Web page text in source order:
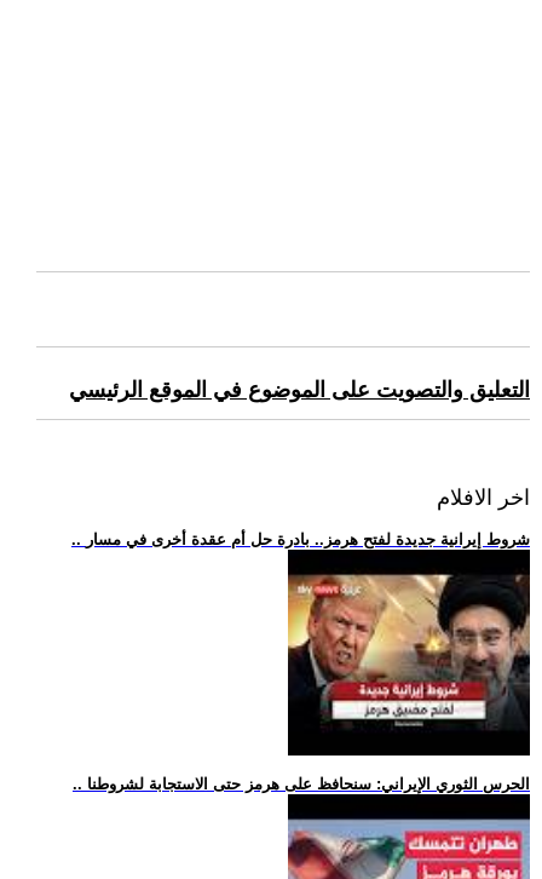
التعليق والتصويت على الموضوع في الموقع الرئيسي
اخر الافلام
.. شروط إيرانية جديدة لفتح هرمز.. بادرة حل أم عقدة أخرى في مسار
.. الحرس الثوري الإيراني: سنحافظ على هرمز حتى الاستجابة لشروطنا